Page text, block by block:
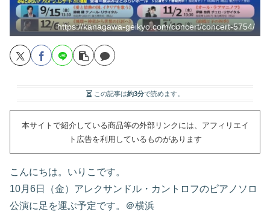
https://kanagawa-geikyo.com/concert/concert-5754/
この記事は約3分で読めます。
本サイトで紹介している商品等の外部リンクには、アフィリエイ
ト広告を利用しているものがあります
こんにちは。いりこです。
10月6日（金）アレクサンドル・カントロフのピアノソロ
公演に足を運ぶ予定です。＠横浜